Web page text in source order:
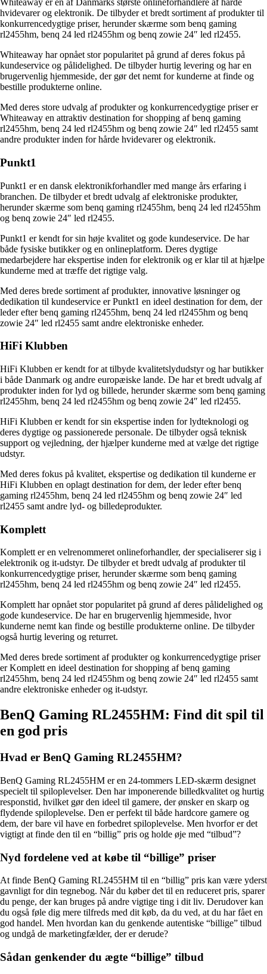
Whiteaway er en af Danmarks største onlineforhandlere af hårde
hvidevarer og elektronik. De tilbyder et bredt sortiment af produkter til
konkurrencedygtige priser, herunder skærme som benq gaming
rl2455hm, benq 24 led rl2455hm og benq zowie 24″ led rl2455.
Whiteaway har opnået stor popularitet på grund af deres fokus på
kundeservice og pålidelighed. De tilbyder hurtig levering og har en
brugervenlig hjemmeside, der gør det nemt for kunderne at finde og
bestille produkterne online.
Med deres store udvalg af produkter og konkurrencedygtige priser er
Whiteaway en attraktiv destination for shopping af benq gaming
rl2455hm, benq 24 led rl2455hm og benq zowie 24″ led rl2455 samt
andre produkter inden for hårde hvidevarer og elektronik.
Punkt1
Punkt1 er en dansk elektronikforhandler med mange års erfaring i
branchen. De tilbyder et bredt udvalg af elektroniske produkter,
herunder skærme som benq gaming rl2455hm, benq 24 led rl2455hm
og benq zowie 24″ led rl2455.
Punkt1 er kendt for sin høje kvalitet og gode kundeservice. De har
både fysiske butikker og en onlineplatform. Deres dygtige
medarbejdere har ekspertise inden for elektronik og er klar til at hjælpe
kunderne med at træffe det rigtige valg.
Med deres brede sortiment af produkter, innovative løsninger og
dedikation til kundeservice er Punkt1 en ideel destination for dem, der
leder efter benq gaming rl2455hm, benq 24 led rl2455hm og benq
zowie 24″ led rl2455 samt andre elektroniske enheder.
HiFi Klubben
HiFi Klubben er kendt for at tilbyde kvalitetslydudstyr og har butikker
i både Danmark og andre europæiske lande. De har et bredt udvalg af
produkter inden for lyd og billede, herunder skærme som benq gaming
rl2455hm, benq 24 led rl2455hm og benq zowie 24″ led rl2455.
HiFi Klubben er kendt for sin ekspertise inden for lydteknologi og
deres dygtige og passionerede personale. De tilbyder også teknisk
support og vejledning, der hjælper kunderne med at vælge det rigtige
udstyr.
Med deres fokus på kvalitet, ekspertise og dedikation til kunderne er
HiFi Klubben en oplagt destination for dem, der leder efter benq
gaming rl2455hm, benq 24 led rl2455hm og benq zowie 24″ led
rl2455 samt andre lyd- og billedeprodukter.
Komplett
Komplett er en velrenommeret onlineforhandler, der specialiserer sig i
elektronik og it-udstyr. De tilbyder et bredt udvalg af produkter til
konkurrencedygtige priser, herunder skærme som benq gaming
rl2455hm, benq 24 led rl2455hm og benq zowie 24″ led rl2455.
Komplett har opnået stor popularitet på grund af deres pålidelighed og
gode kundeservice. De har en brugervenlig hjemmeside, hvor
kunderne nemt kan finde og bestille produkterne online. De tilbyder
også hurtig levering og returret.
Med deres brede sortiment af produkter og konkurrencedygtige priser
er Komplett en ideel destination for shopping af benq gaming
rl2455hm, benq 24 led rl2455hm og benq zowie 24″ led rl2455 samt
andre elektroniske enheder og it-udstyr.
BenQ Gaming RL2455HM: Find dit spil til
en god pris
Hvad er BenQ Gaming RL2455HM?
BenQ Gaming RL2455HM er en 24-tommers LED-skærm designet
specielt til spiloplevelser. Den har imponerende billedkvalitet og hurtig
responstid, hvilket gør den ideel til gamere, der ønsker en skarp og
flydende spiloplevelse. Den er perfekt til både hardcore gamere og
dem, der bare vil have en forbedret spiloplevelse. Men hvorfor er det
vigtigt at finde den til en “billig” pris og holde øje med “tilbud”?
Nyd fordelene ved at købe til “billige” priser
At finde BenQ Gaming RL2455HM til en “billig” pris kan være yderst
gavnligt for din tegnebog. Når du køber det til en reduceret pris, sparer
du penge, der kan bruges på andre vigtige ting i dit liv. Derudover kan
du også føle dig mere tilfreds med dit køb, da du ved, at du har fået en
god handel. Men hvordan kan du genkende autentiske “billige” tilbud
og undgå de marketingfælder, der er derude?
Sådan genkender du ægte “billige” tilbud